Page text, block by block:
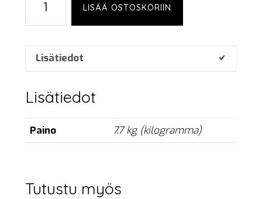
90
LISÄÄ OSTOSKORIIN
Lisätiedot
Lisätiedot
Paino 7,7 kg (kilogramma)
Tutustu myös